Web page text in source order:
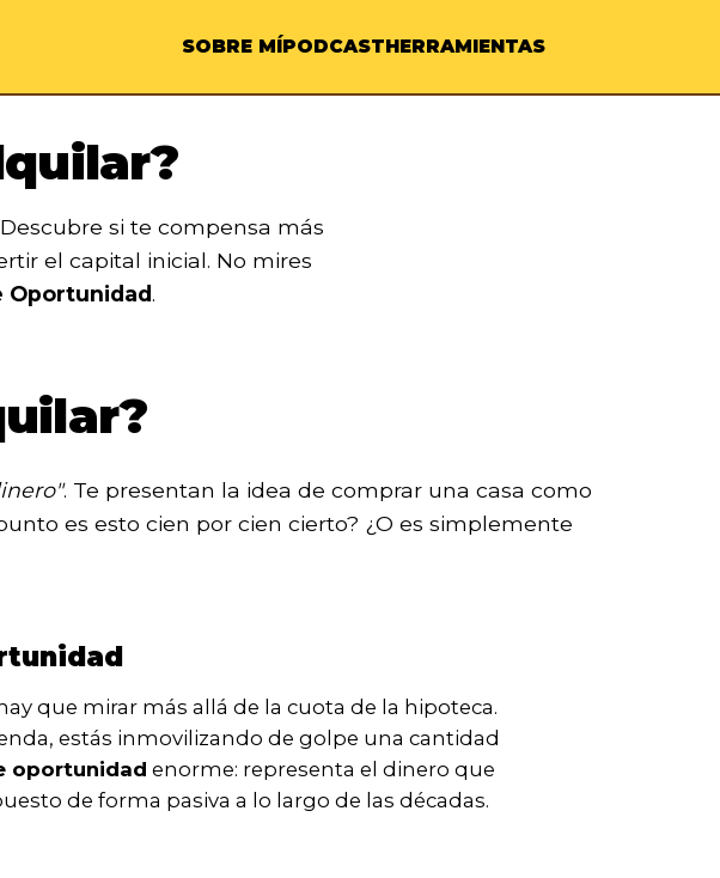
SOBRE MÍPODCASTHERRAMIENTAS
si te compensa más
el capital inicial. No mires
Oportunidad.
. Te presentan la idea de comprar una casa como
es esto cien por cien cierto? ¿O es simplemente
que mirar más allá de la cuota de la hipoteca.
estás inmovilizando de golpe una cantidad
oportunidad enorme: representa el dinero que
de forma pasiva a lo largo de las décadas.